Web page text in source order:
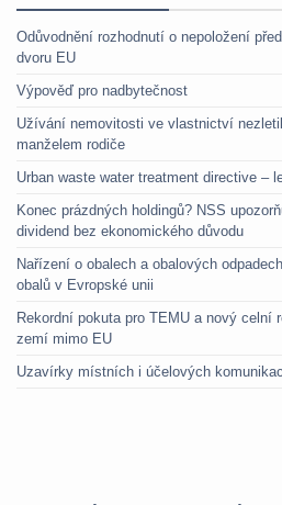
Odůvodnění rozhodnutí o nepoložení
dvoru EU
Výpověď pro nadbytečnost
Užívání nemovitosti ve vlastnictví
manželem rodiče
Urban waste water treatment directive –
Konec prázdných holdingů? NSS
dividend bez ekonomického důvodu
Nařízení o obalech a obalových
obalů v Evropské unii
Rekordní pokuta pro TEMU a nový celní
zemí mimo EU
Uzavírky místních i účelových